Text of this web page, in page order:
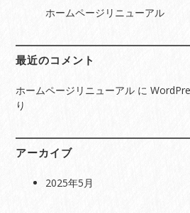
ホームページリニューアル
最近のコメント
ホームページリニューアル に
り
アーカイブ
2025年5月